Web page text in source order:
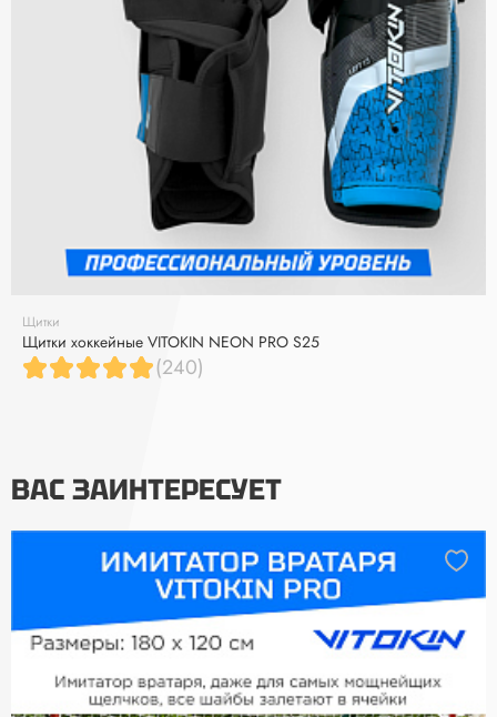
Щитки
Щитки хоккейные VITOKIN NEON PRO S25
(240)
ВАС ЗАИНТЕРЕСУЕТ